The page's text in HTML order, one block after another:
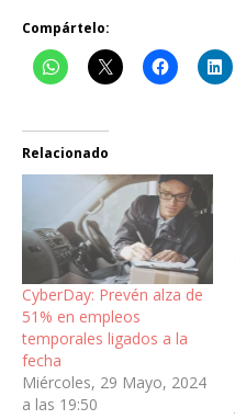
Compártelo:
Relacionado
CyberDay: Prevén alza de
51% en empleos
temporales ligados a la
fecha
Miércoles, 29 Mayo, 2024
a las 19:50